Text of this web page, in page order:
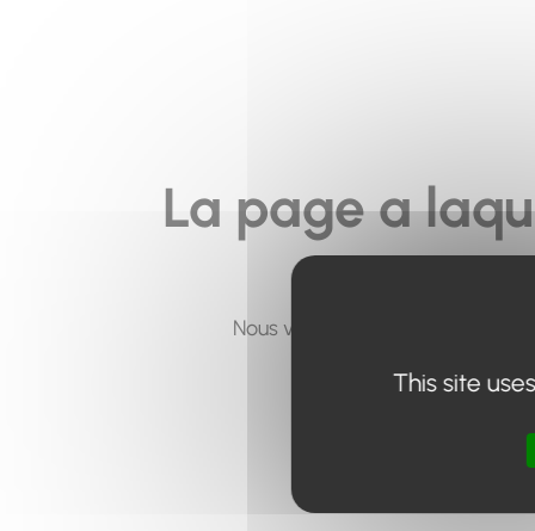
La page a
Nous vous invitons à utiliser le
This site